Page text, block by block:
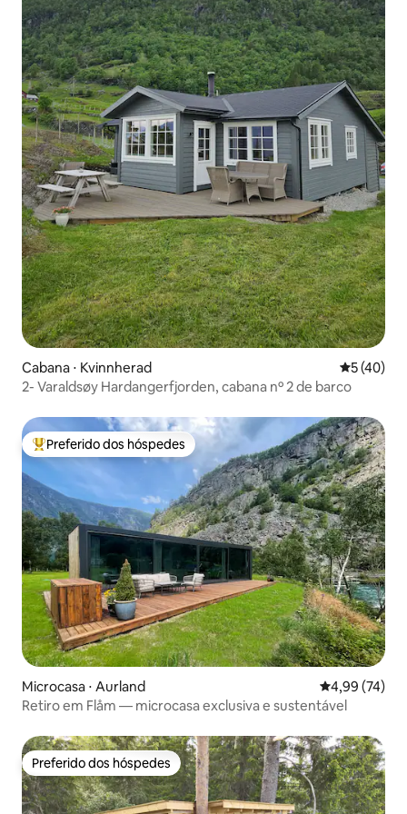
Cabana ⋅ Kvinnherad 5 de uma
5 (40)
2- Varaldsøy Hardangerfjorden, cabana nº 2 de barco
Entre os melhores preferidos dos hóspedes
Preferido dos hóspedes
Microcasa ⋅ Aurland 4,99 de uma
4,99 (74)
Retiro em Flåm — microcasa exclusiva e sustentável
Preferido dos hóspedes
Preferido dos hóspedes